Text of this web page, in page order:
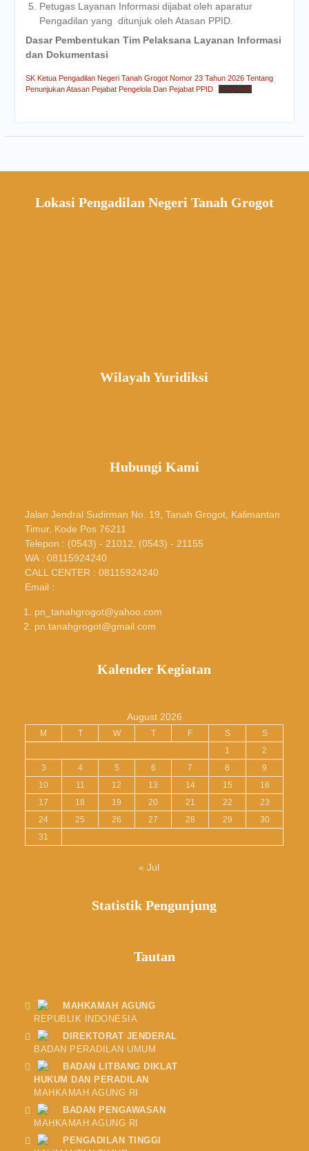
Petugas Layanan Informasi dijabat oleh aparatur
Pengadilan yang ditunjuk oleh Atasan PPID.
Dasar Pembentukan Tim Pelaksana Layanan Informasi
dan Dokumentasi
SK Ketua Pengadilan Negeri Tanah Grogot Nomor 23 Tahun 2026 Tentang
Penunjukan Atasan Pejabat Pengelola Dan Pejabat PPID
Download
Lokasi Pengadilan Negeri Tanah Grogot
Wilayah Yuridiksi
Hubungi Kami
Jalan Jendral Sudirman No. 19, Tanah Grogot, Kalimantan
Timur, Kode Pos 76211
Telepon : (0543) - 21012, (0543) - 21155
WA : 08115924240
CALL CENTER : 08115924240
Email :
pn_tanahgrogot@yahoo.com
pn.tanahgrogot@gmail.com
Kalender Kegiatan
August 2026
M T W T F S
S
1
2
3
4 5 6 7 8
9
10
11 12 13 14 15
16
17
18 19 20 21 22
23
24
25 26 27 28 29
30
31
« Jul
Statistik Pengunjung
Tautan
MAHKAMAH AGUNG
REPUBLIK INDONESIA
DIREKTORAT JENDERAL
BADAN PERADILAN UMUM
BADAN LITBANG DIKLAT
HUKUM DAN PERADILAN
MAHKAMAH AGUNG RI
BADAN PENGAWASAN
MAHKAMAH AGUNG RI
PENGADILAN TINGGI